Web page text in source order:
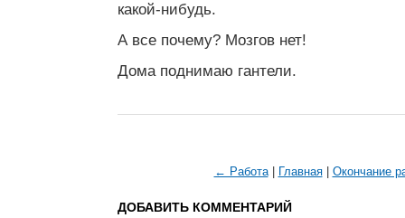
какой-нибудь.
А все почему? Мозгов нет!
Дома поднимаю гантели.
← Работа| Главная| Окончание
ДОБАВИТЬ КОММЕНТАРИЙ